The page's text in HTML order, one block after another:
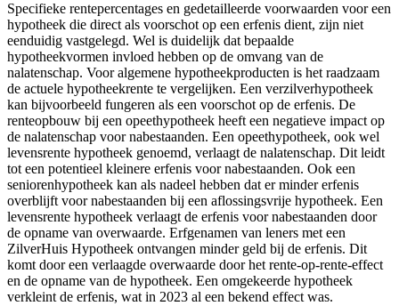
Specifieke rentepercentages en gedetailleerde voorwaarden voor een
hypotheek die direct als voorschot op een erfenis dient, zijn niet
eenduidig vastgelegd. Wel is duidelijk dat bepaalde
hypotheekvormen invloed hebben op de omvang van de
nalatenschap. Voor algemene hypotheekproducten is het raadzaam
de actuele hypotheekrente te vergelijken. Een verzilverhypotheek
kan bijvoorbeeld fungeren als een voorschot op de erfenis. De
renteopbouw bij een opeethypotheek heeft een negatieve impact op
de nalatenschap voor nabestaanden. Een opeethypotheek, ook wel
levensrente hypotheek genoemd, verlaagt de nalatenschap. Dit leidt
tot een potentieel kleinere erfenis voor nabestaanden. Ook een
seniorenhypotheek kan als nadeel hebben dat er minder erfenis
overblijft voor nabestaanden bij een aflossingsvrije hypotheek. Een
levensrente hypotheek verlaagt de erfenis voor nabestaanden door
de opname van overwaarde. Erfgenamen van leners met een
ZilverHuis Hypotheek ontvangen minder geld bij de erfenis. Dit
komt door een verlaagde overwaarde door het rente-op-rente-effect
en de opname van de hypotheek. Een omgekeerde hypotheek
verkleint de erfenis, wat in 2023 al een bekend effect was.